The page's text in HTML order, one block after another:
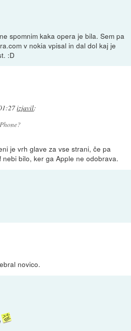
spomnim kaka opera je bila. Sem pa
v nokia vpisal in dal dol kaj je
:D
izjavil:
je vrh glave za vse strani, če pa
bilo, ker ga Apple ne odobrava.
novico.